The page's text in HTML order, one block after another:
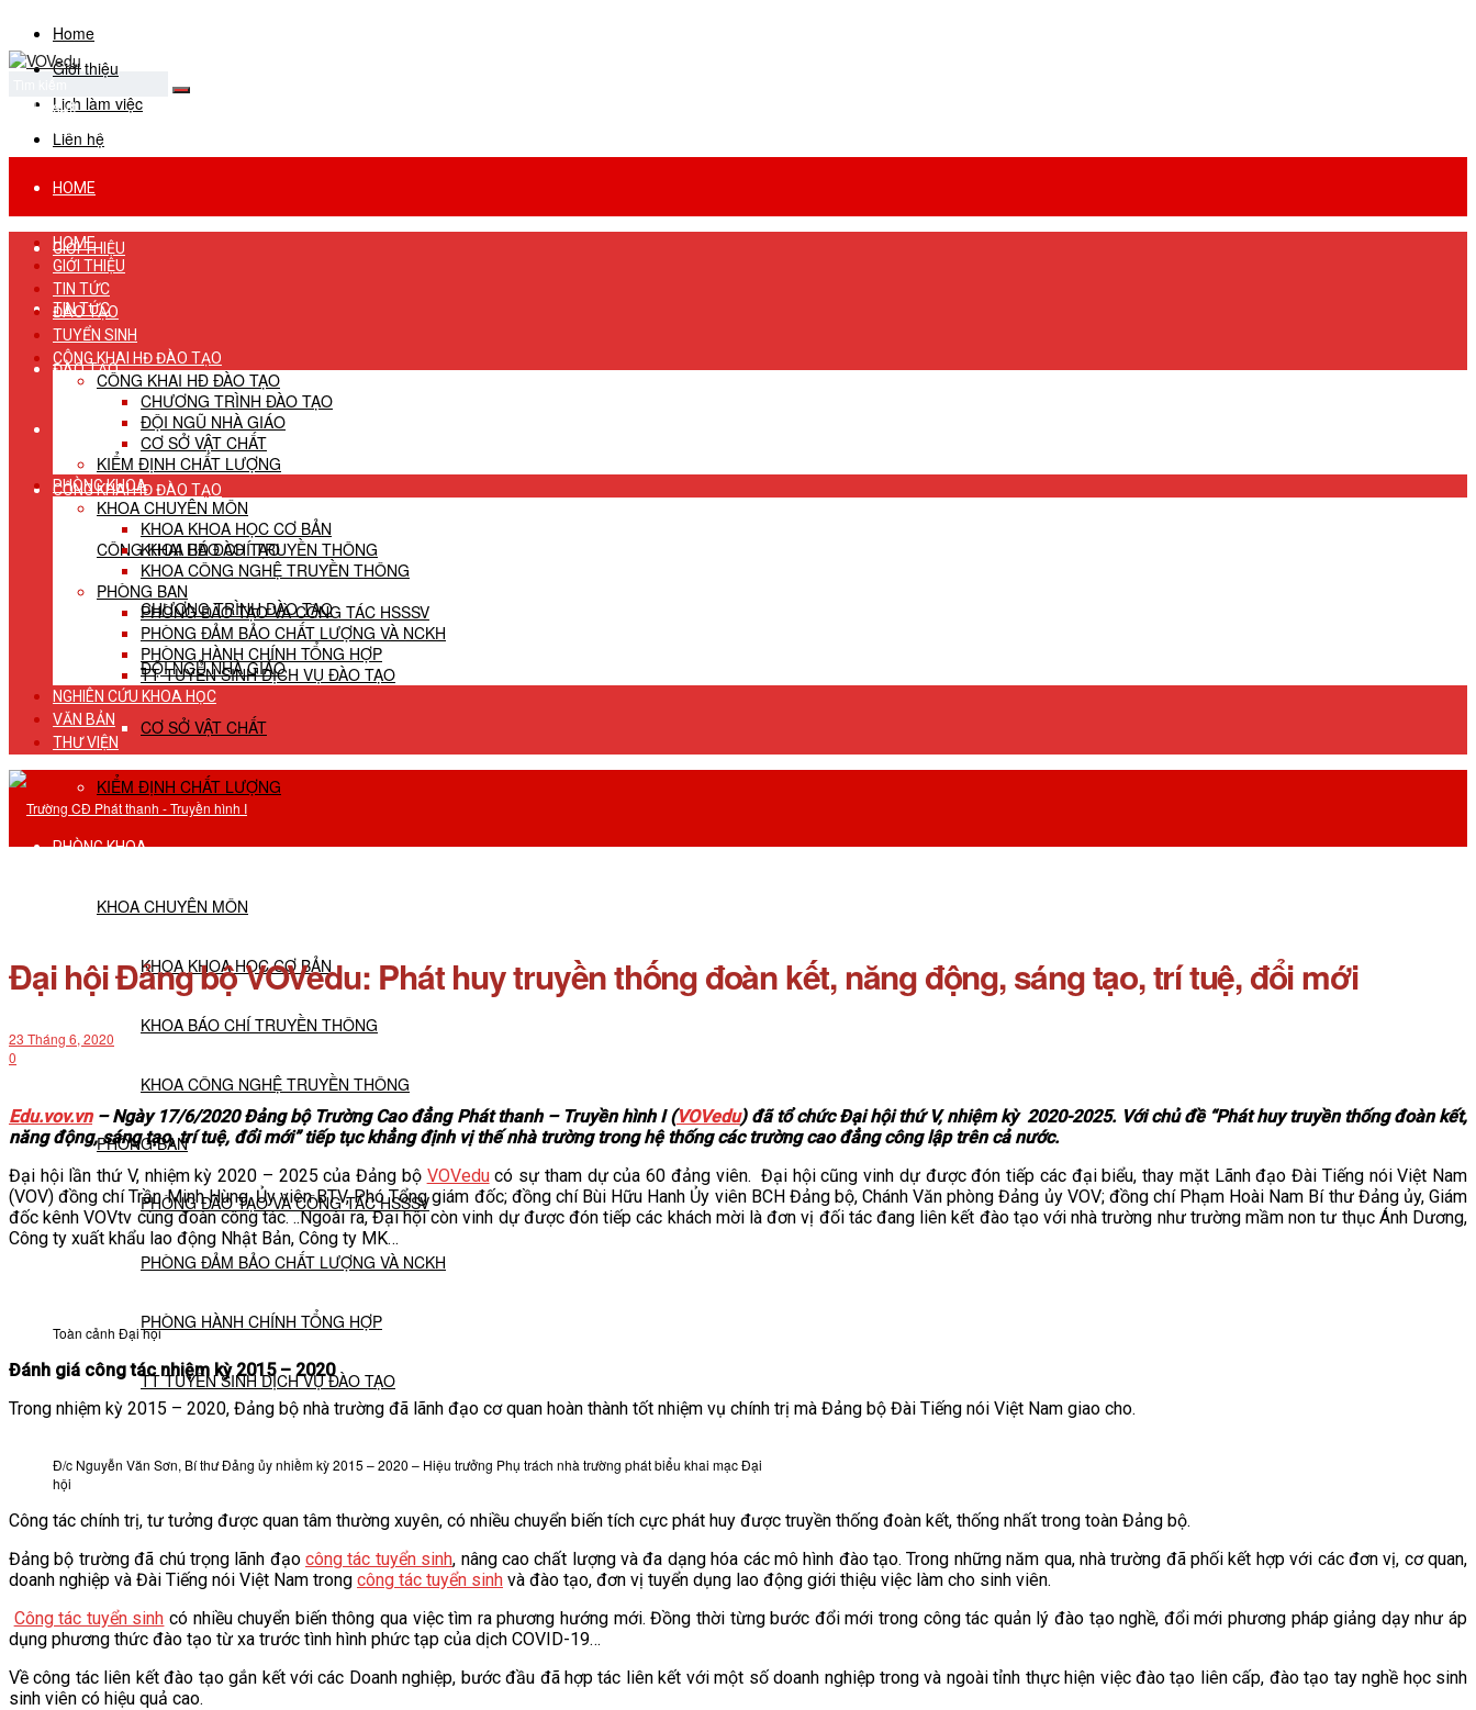
Home
Giới thiệu
Lịch làm việc
Liên hệ
No Result
View All Result
HOME
GIỚI THIỆU
TIN TỨC
ĐÀO TẠO
TUYỂN SINH
CÔNG KHAI HĐ ĐÀO TẠO
CÔNG KHAI HĐ ĐÀO TẠO
CHƯƠNG TRÌNH ĐÀO TẠO
ĐỘI NGŨ NHÀ GIÁO
CƠ SỞ VẬT CHẤT
KIỂM ĐỊNH CHẤT LƯỢNG
PHÒNG KHOA
KHOA CHUYÊN MÔN
KHOA KHOA HỌC CƠ BẢN
KHOA BÁO CHÍ TRUYỀN THÔNG
KHOA CÔNG NGHỆ TRUYỀN THÔNG
PHÒNG BAN
PHÒNG ĐÀO TẠO VÀ CÔNG TÁC HSSSV
PHÒNG ĐẢM BẢO CHẤT LƯỢNG VÀ NCKH
PHÒNG HÀNH CHÍNH TỔNG HỢP
TT TUYỂN SINH DỊCH VỤ ĐÀO TẠO
THƯ VIỆN
HOME
GIỚI THIỆU
TIN TỨC
ĐÀO TẠO
TUYỂN SINH
CÔNG KHAI HĐ ĐÀO TẠO
CÔNG KHAI HĐ ĐÀO TẠO
CHƯƠNG TRÌNH ĐÀO TẠO
ĐỘI NGŨ NHÀ GIÁO
CƠ SỞ VẬT CHẤT
KIỂM ĐỊNH CHẤT LƯỢNG
PHÒNG KHOA
KHOA CHUYÊN MÔN
KHOA KHOA HỌC CƠ BẢN
KHOA BÁO CHÍ TRUYỀN THÔNG
KHOA CÔNG NGHỆ TRUYỀN THÔNG
PHÒNG BAN
PHÒNG ĐÀO TẠO VÀ CÔNG TÁC HSSSV
PHÒNG ĐẢM BẢO CHẤT LƯỢNG VÀ NCKH
PHÒNG HÀNH CHÍNH TỔNG HỢP
TT TUYỂN SINH DỊCH VỤ ĐÀO TẠO
NGHIÊN CỨU KHOA HỌC
VĂN BẢN
THƯ VIỆN
Đại hội Đảng bộ VOVedu: Phát huy truyền thống đoàn kết, năng động, sáng tạo, trí tuệ, đổi mới
23 Tháng 6, 2020
0
Edu.vov.vn– Ngày 17/6/2020 Đảng bộ Trường Cao đẳng Phát thanh – Truyền hình I (VOVedu) đã tổ chức Đại hội thứ V, nhiệm kỳ 2020-2025. Với chủ đề “Phát huy truyền thống đoàn kết,
năng động, sáng tạo, trí tuệ, đổi mới” tiếp tục khẳng định vị thế nhà trường trong hệ thống các trường cao đẳng công lập trên cả nước.
Đại hội lần thứ V, nhiệm kỳ 2020 – 2025 của Đảng bộ VOVeducó sự tham dự của 60 đảng viên. Đại hội cũng vinh dự được đón tiếp các đại biểu, thay mặt Lãnh đạo Đài Tiếng nói Việt Nam
(VOV) đồng chí Trần Minh Hùng, Ủy viên BTV, Phó Tổng giám đốc; đồng chí Bùi Hữu Hanh Ủy viên BCH Đảng bộ, Chánh Văn phòng Đảng ủy VOV; đồng chí Phạm Hoài Nam Bí thư Đảng ủy, Giám
đốc kênh VOVtv cùng đoàn công tác. ..Ngoài ra, Đại hội còn vinh dự được đón tiếp các khách mời là đơn vị đối tác đang liên kết đào tạo với nhà trường như trường mầm non tư thục Ánh Dương,
Công ty xuất khẩu lao động Nhật Bản, Công ty MK…
Toàn cảnh Đại hội
Đánh giá công tác nhiệm kỳ 2015 – 2020
Trong nhiệm kỳ 2015 – 2020, Đảng bộ nhà trường đã lãnh đạo cơ quan hoàn thành tốt nhiệm vụ chính trị mà Đảng bộ Đài Tiếng nói Việt Nam giao cho.
Đ/c Nguyễn Văn Sơn, Bí thư Đảng ủy nhiềm kỳ 2015 – 2020 – Hiệu trưởng Phụ trách nhà trường phát biểu khai mạc Đại
hội
Công tác chính trị, tư tưởng được quan tâm thường xuyên, có nhiều chuyển biến tích cực phát huy được truyền thống đoàn kết, thống nhất trong toàn Đảng bộ.
Đảng bộ trường đã chú trọng lãnh đạo công tác tuyển sinh, nâng cao chất lượng và đa dạng hóa các mô hình đào tạo. Trong những năm qua, nhà trường đã phối kết hợp với các đơn vị, cơ quan,
doanh nghiệp và Đài Tiếng nói Việt Nam trong công tác tuyển sinh và đào tạo, đơn vị tuyển dụng lao động giới thiệu việc làm cho sinh viên.
Công tác tuyển sinh có nhiều chuyển biến thông qua việc tìm ra phương hướng mới. Đồng thời từng bước đổi mới trong công tác quản lý đào tạo nghề, đổi mới phương pháp giảng dạy như áp
dụng phương thức đào tạo từ xa trước tình hình phức tạp của dịch COVID-19…
Về công tác liên kết đào tạo gắn kết với các Doanh nghiệp, bước đầu đã hợp tác liên kết với một số doanh nghiệp trong và ngoài tỉnh thực hiện việc đào tạo liên cấp, đào tạo tay nghề học sinh
sinh viên có hiệu quả cao.